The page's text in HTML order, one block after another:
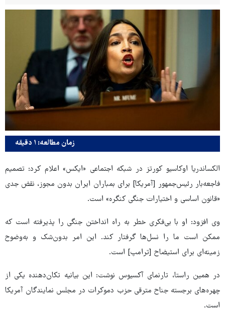
زمان مطالعه: ۱ دقیقه
الکساندریا اوکاسیو کورتز در شبکه اجتماعی «ایکس» اعلام کرد: تصمیم
فاجعه‌بار رئیس‌جمهور [آمریکا] برای بمباران ایران بدون مجوز، نقض جدی
«قانون اساسی و اختیارات جنگی کنگره» است.
وی افزود: او با بی‌فکری خطر به راه انداختن جنگی را پذیرفته است که
ممکن است ما را نسل‌ها گرفتار کند. این امر بدون‌شک و به‌وضوح
زمینه‌ای برای استیضاح [ترامپ] است.
در همین راستا، تارنمای آکسیوس نوشت: این بیانیه‌ تکان‌دهنده یکی از
چهره‌های برجسته جناح مترقی حزب دموکرات در مجلس نمایندگان آمریکا
است.